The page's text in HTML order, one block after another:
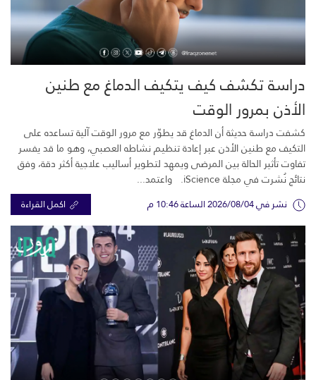
دراسة تكشف كيف يتكيف الدماغ مع طنين
الأذن بمرور الوقت
كشفت دراسة حديثة أن الدماغ قد يطوّر مع مرور الوقت آلية تساعده على
التكيف مع طنين الأذن عبر إعادة تنظيم نشاطه العصبي، وهو ما قد يفسر
تفاوت تأثير الحالة بين المرضى ويمهد لتطوير أساليب علاجية أكثر دقة، وفق
نتائج نُشرت في مجلة iScience. واعتمد...
نشر في 2026/08/04 الساعة 10:46 م اكمل القراءة